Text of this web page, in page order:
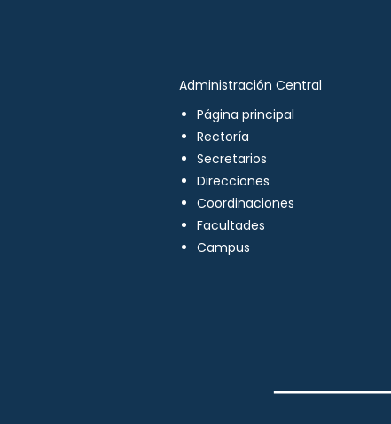
Administración Central
Página principal
Rectoría
Secretarios
Direcciones
Coordinaciones
Facultades
Campus